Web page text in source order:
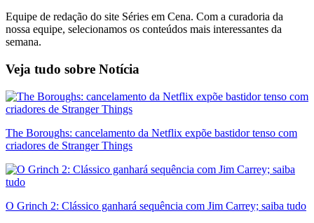
Equipe de redação do site Séries em Cena. Com a curadoria da
nossa equipe, selecionamos os conteúdos mais interessantes da
semana.
Veja tudo sobre Notícia
The Boroughs: cancelamento da Netflix expõe bastidor tenso com
criadores de Stranger Things
O Grinch 2: Clássico ganhará sequência com Jim Carrey; saiba tudo